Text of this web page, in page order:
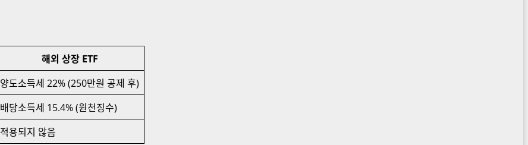
해외 상장 ETF
양도소득세 22% (250만원 공제 후)
배당소득세 15.4% (원천징수)
적용되지 않음